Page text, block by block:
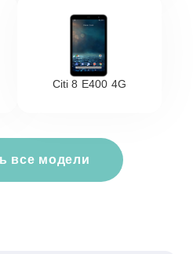
Citi 8 E400 4G
все модели